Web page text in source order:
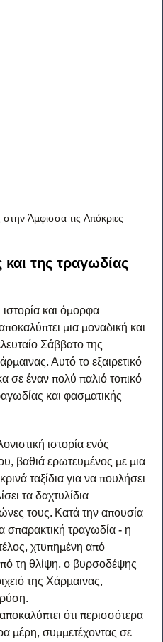
στην Άμφισσα τις Απόκριες
της τραγωδίας
και όμορφα
μια μοναδική και
Σάββατο της
Αυτό το εξαιρετικό
σε έναν πολύ παλιό τοπικό
και φασματικής
ιστορία ενός
βαθιά ερωτευμένος με μια
ταξίδια για να πουλήσει
τα δαχτυλίδια
τους. Κατά την απουσία
σπαρακτική τραγωδία - η
χτυπημένη από
τη θλίψη, ο βυρσοδέψης
της Χάρμαινας,
ότι περισσότερα
μέρη, συμμετέχοντας σε